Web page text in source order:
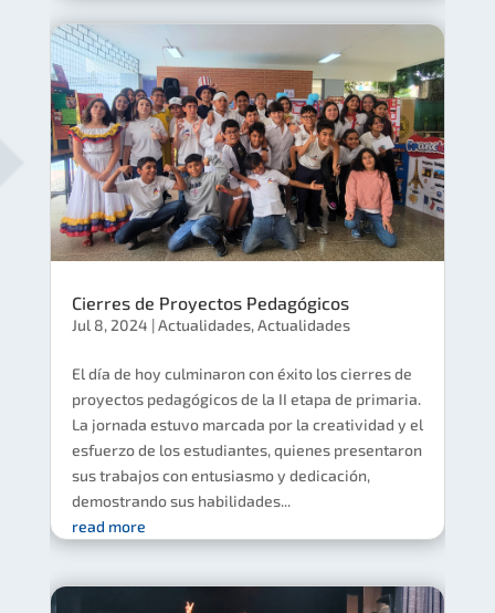
Cierres de Proyectos Pedagógicos
Jul 8, 2024 |Actualidades,Actualidades
El día de hoy culminaron con éxito los cierres de
proyectos pedagógicos de la II etapa de primaria.
La jornada estuvo marcada por la creatividad y el
esfuerzo de los estudiantes, quienes presentaron
sus trabajos con entusiasmo y dedicación,
demostrando sus habilidades...
read more